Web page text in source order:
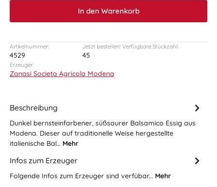
In den Warenkorb
Artikelnummer:
4529
Jetzt bestellen! Verfügbare Stückzahl:
45
Erzeuger:
Zanasi Societa Agricola Modena
Beschreibung
Dunkel bernsteinfarbener, süßsaurer Balsamico Essig aus
Modena. Dieser auf traditionelle Weise hergestellte
italienische Bal… Mehr
Infos zum Erzeuger
Folgende Infos zum Erzeuger sind verfübar... Mehr